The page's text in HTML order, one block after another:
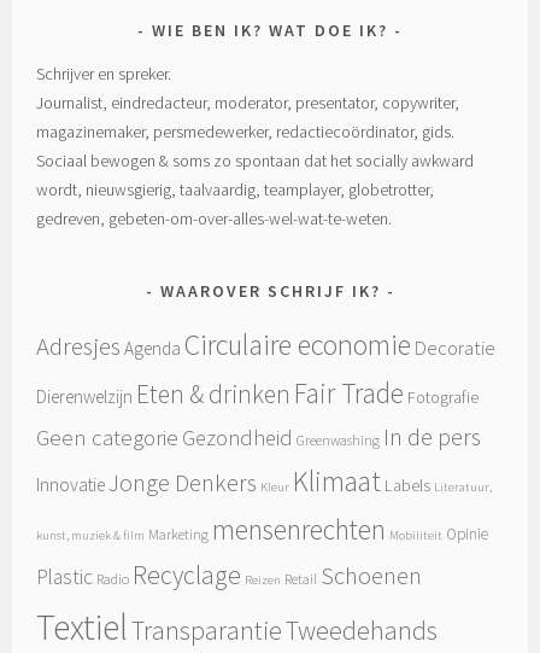
WIE BEN IK? WAT DOE IK?
Schrijver en spreker.
Journalist, eindredacteur, moderator, presentator, copywriter,
magazinemaker, persmedewerker, redactiecoördinator, gids.
Sociaal bewogen & soms zo spontaan dat het socially awkward
wordt, nieuwsgierig, taalvaardig, teamplayer, globetrotter,
gedreven, gebeten-om-over-alles-wel-wat-te-weten.
WAAROVER SCHRIJF IK?
Adresjes Agenda Circulaire economie Decoratie
Dierenwelzijn Eten & drinken Fair Trade Fotografie
Geen categorie Gezondheid Greenwashing In de pers
InnovatieJonge Denkers Kleur Klimaat Labels Literatuur,
kunst, muziek & film Marketing mensenrechten Mobiliteit Opinie
Plastic Radio Recyclage Reizen Retail Schoenen
TextielTransparantieTweedehands